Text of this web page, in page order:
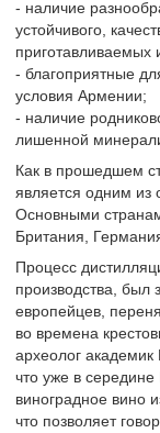
- наличие
устойчивого,
приготавливаемых
- благоприятные
условия Армении;
- наличие
лишенной
Как в прошедшем
является одним из
Основными
Британия,
Процесс
производства, был
европейцев,
во времена
археолог академик
что уже в
виноградное вино
что позволяет